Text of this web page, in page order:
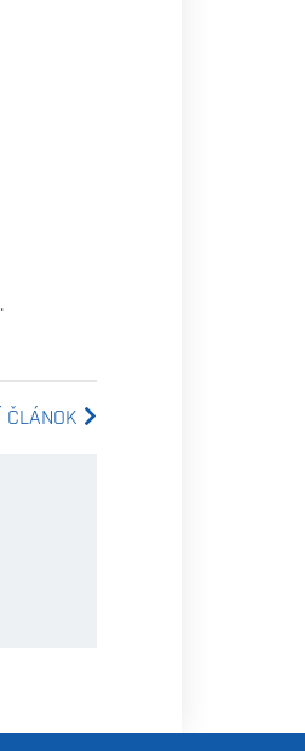
ČLÁNOK